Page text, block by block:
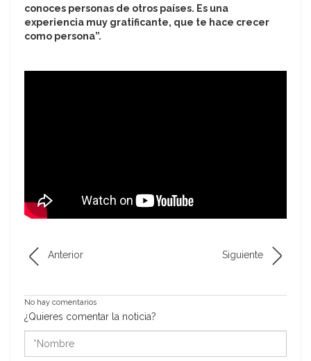
conoces personas de otros países. Es una
experiencia muy gratificante, que te hace crecer
como persona”.
Anterior Siguiente
No hay comentarios
¿Quieres comentar la noticia?